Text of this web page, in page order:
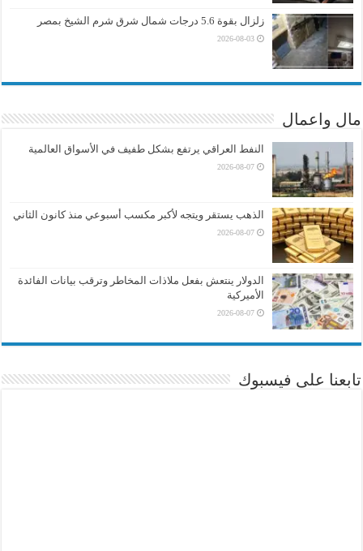
زلزال بقوة 5.6 درجات شمال شرق شرم الشيخ بمصر
2026-08-03
مال واعمال
النفط العراقي يرتفع بشكل طفيف في الأسواق العالمية
2026-08-07
الذهب يستقر ويتجه لأكبر مكسب أسبوعي منذ كانون الثاني
2026-08-07
الدولار ينتعش بفعل ملاذات المخاطر وترقب بيانات الفائدة
الأميركية
2026-08-07
تابعنا على فيسبوك